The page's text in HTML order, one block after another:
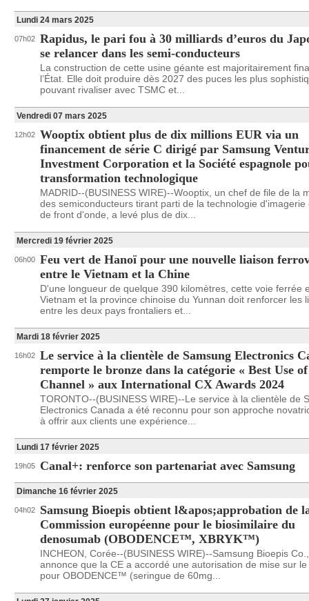
Lundi 24 mars 2025
07h02 Rapidus, le pari fou à 30 milliards d’euros du
se relancer dans les semi-conducteurs
La construction de cette usine géante est majoritairement
l’État. Elle doit produire dès 2027 des puces les plus
pouvant rivaliser avec TSMC et...
Vendredi 07 mars 2025
12h02 Wooptix obtient plus de dix millions EUR via un
financement de série C dirigé par Samsung
Investment Corporation et la Société espagnole
transformation technologique
MADRID--(BUSINESS WIRE)--Wooptix, un chef de file de la
des semiconducteurs tirant parti de la technologie d'imagerie
de front d'onde, a levé plus de dix...
Mercredi 19 février 2025
06h00 Feu vert de Hanoï pour une nouvelle liaison
entre le Vietnam et la Chine
D'une longueur de quelque 390 kilomètres, cette voie ferrée
Vietnam et la province chinoise du Yunnan doit renforcer les
entre les deux pays frontaliers et...
Mardi 18 février 2025
16h02 Le service à la clientèle de Samsung Electronics
remporte le bronze dans la catégorie « Best Use
Channel » aux International CX Awards 2024
TORONTO--(BUSINESS WIRE)--Le service à la clientèle de
Electronics Canada a été reconnu pour son approche
à offrir aux clients une expérience...
Lundi 17 février 2025
19h05 Canal+: renforce son partenariat avec Samsung
Dimanche 16 février 2025
04h02
Samsung Bioepis obtient l&apos;approbation de
Commission européenne pour le biosimilaire du
denosumab (OBODENCE™, XBRYK™)
INCHEON, Corée--(BUSINESS WIRE)--Samsung Bioepis
annonce que la CE a accordé une autorisation de mise sur
pour OBODENCE™ (seringue de 60mg...